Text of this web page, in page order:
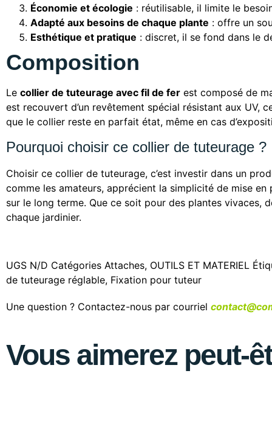
Économie et écologie : réutilisable, il limite le
Adapté aux besoins de chaque plante : offre un
Esthétique et pratique : discret, il se fond dans le
Composition
Le collier de tuteurage avec fil de fer est composé de
est recouvert d’un revêtement spécial résistant aux UV,
que le collier reste en parfait état, même en cas
Pourquoi choisir ce collier de tuteurage ?
Choisir ce collier de tuteurage, c’est investir dans un
comme les amateurs, apprécient la simplicité de mise
sur le long terme. Que ce soit pour des plantes vivaces,
chaque jardinier.
UGS N/D Catégories Attaches, OUTILS ET MATERIEL
de tuteurage réglable, Fixation pour tuteur
Une question ? Contactez-nous par courriel
Vous aimerez peut-